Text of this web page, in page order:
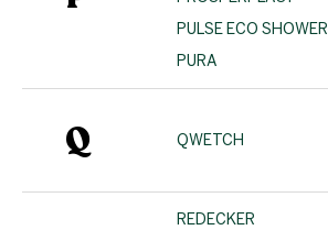
PULSE ECO SHOWER
PURA
Q QWETCH
REDECKER